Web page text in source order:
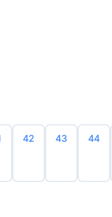
42 43 44